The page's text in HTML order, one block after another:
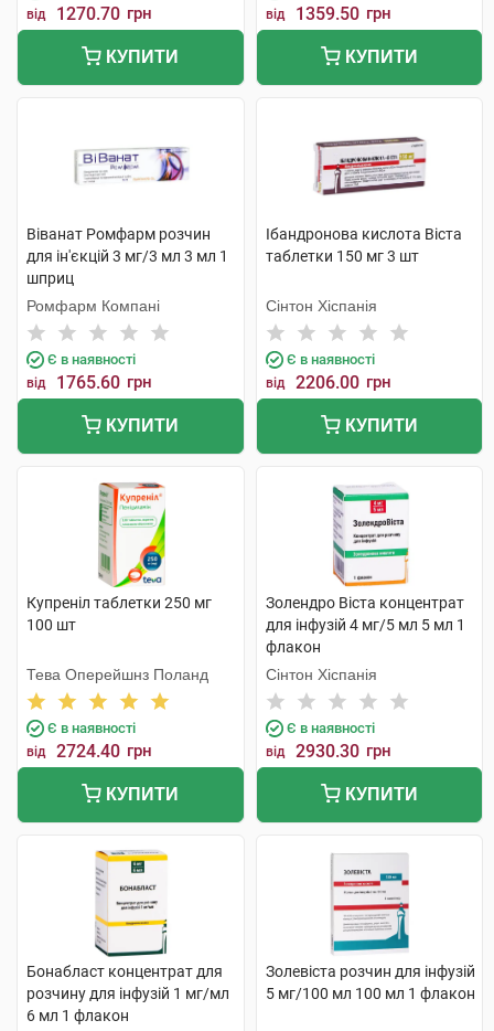
від 1270.70 грн
КУПИТИ
від 1359.50 грн
КУПИТИ
Віванат Ромфарм розчин
для ін'єкцій 3 мг/3 мл 3 мл 1
шприц
Ромфарм Компані
Є в наявності
від 1765.60 грн
КУПИТИ
Ібандронова кислота Віста
таблетки 150 мг 3 шт
Сінтон Хіспанія
Є в наявності
від 2206.00 грн
КУПИТИ
Купреніл таблетки 250 мг
100 шт
Тева Оперейшнз Поланд
Є в наявності
від 2724.40 грн
КУПИТИ
Золендро Віста концентрат
для інфузій 4 мг/5 мл 5 мл 1
флакон
Сінтон Хіспанія
Є в наявності
від 2930.30 грн
КУПИТИ
Бонабласт концентрат для
розчину для інфузій 1 мг/мл
6 мл 1 флакон
Золевіста розчин для інфузій
5 мг/100 мл 100 мл 1 флакон